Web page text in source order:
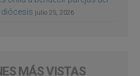
julio 25, 2026
MÁS VISTAS